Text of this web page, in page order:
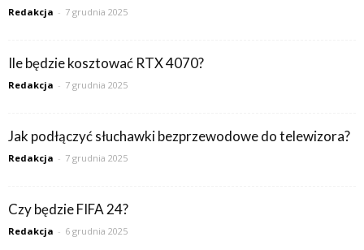
Redakcja - 7 grudnia 2025
Ile będzie kosztować RTX 4070?
Redakcja - 7 grudnia 2025
Jak podłączyć słuchawki bezprzewodowe do telewizora?
Redakcja - 7 grudnia 2025
Czy będzie FIFA 24?
Redakcja - 6 grudnia 2025